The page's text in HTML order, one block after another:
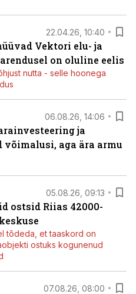
22.04.26, 10:40
Vektori elu- ja
on oluline eelis
nutta - selle hoonega
06.08.26, 14:06
ja
aga ära armu
05.08.26, 09:13
ostsid Riias 42000-
tõdeda, et taaskord on
ostuks kogunenud
07.08.26, 08:00